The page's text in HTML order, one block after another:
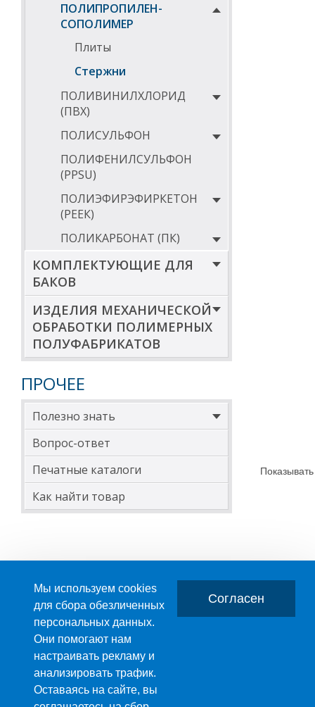
ПОЛИПРОПИЛЕН-
СОПОЛИМЕР
Плиты
Стержни
ПОЛИВИНИЛХЛОРИД
(ПВХ)
ПОЛИСУЛЬФОН
ПОЛИФЕНИЛСУЛЬФОН
(PPSU)
ПОЛИЭФИРЭФИРКЕТОН
(РЕЕК)
ПОЛИКАРБОНАТ (ПК)
КОМПЛЕКТУЮЩИЕ ДЛЯ
БАКОВ
ИЗДЕЛИЯ МЕХАНИЧЕСКОЙ
ОБРАБОТКИ ПОЛИМЕРНЫХ
ПОЛУФАБРИКАТОВ
ПРОЧЕЕ
Полезно знать
Вопрос-ответ
Печатные каталоги
Как найти товар
ПРОИЗВОДСТВО ПЛАСТМАССОВЫХ ИЗДЕЛИЙ
+7 (495) 989-29-95
Мы используем cookies
для сбора обезличенных
персональных данных.
Они помогают нам
настраивать рекламу и
анализировать трафик.
Оставаясь на сайте, вы
Согласен